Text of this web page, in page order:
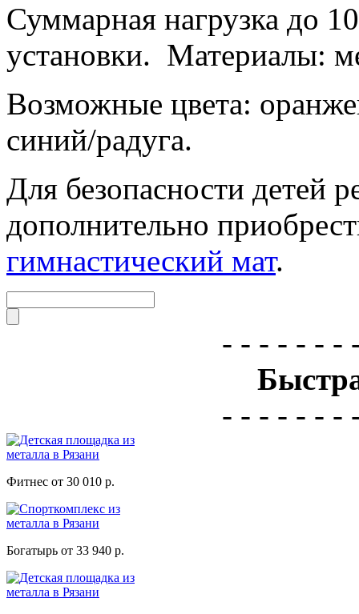
Суммарная нагрузка до
установки. Материалы:
Возможные цвета:
синий/радуга.
Для безопасности детей
дополнительно
гимнастический мат.
- - - - - - -
- - - - - - -
Фитнес от 30 010 р.
Богатырь от 33 940 р.